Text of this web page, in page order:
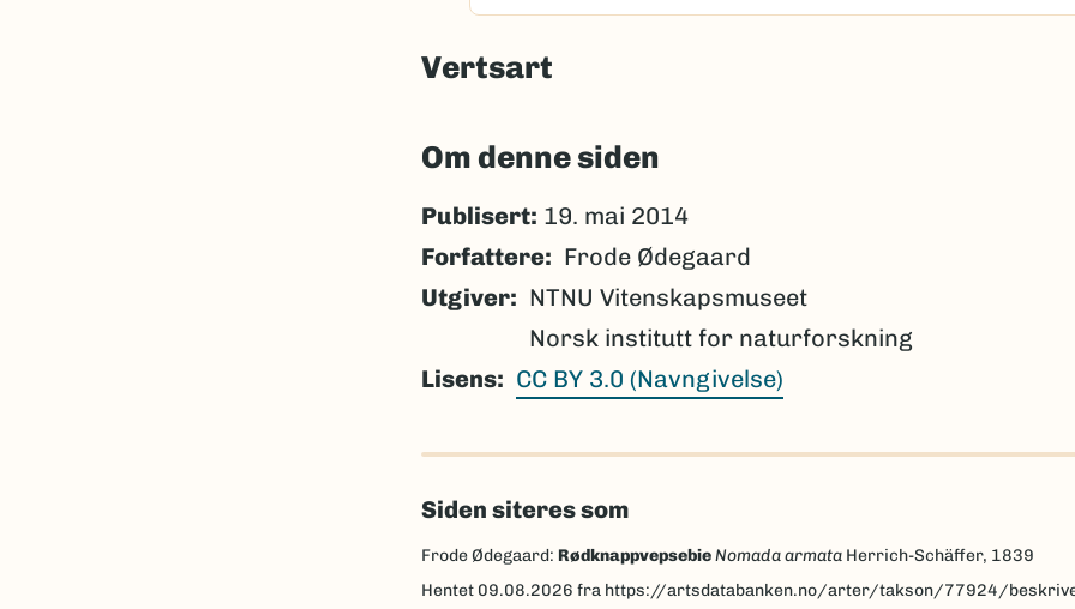
Vertsart
Om denne siden
Publisert: 19. mai 2014
Forfattere
Frode Ødegaard
Utgiver
NTNU Vitenskapsmuseet
Norsk institutt for naturforskning
Lisens
CC BY 3.0 (Navngivelse)
Siden siteres som
Frode Ødegaard: RødknappvepsebieNomada armataHerrich-Schäffer, 1839
Hentet 09.08.2026 fra https://artsdatabanken.no/arter/takson/77924/